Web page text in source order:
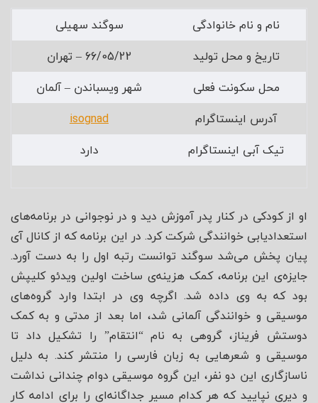
نام و نام خانوادگی
سوگند سهیلی
تاریخ و محل تولید
66/05/22 – تهران
محل سکونت فعلی
شهر ویسباندن – آلمان
آدرس اینستاگرام
isognad
تیک آبی اینستاگرام
دارد
او از کودکی در کنار پدر آموزش دید و در نوجوانی در برنامه‌های
استعدادیابی خوانندگی شرکت کرد. در این برنامه که از کانال آی
پیان پخش می‌شد سوگند توانست رتبه اول را به دست آورد.
جایزه‌ی این برنامه، کمک هزینه‌ی ساخت اولین ویدئو کلیپش
بود که به وی داده شد. اگرچه وی در ابتدا وارد گروه‌های
موسیقی و خوانندگی آلمانی شد، اما بعد از مدتی و به کمک
دوستش فریناز، گروهی به نام “انتقام” را تشکیل داد تا
موسیقی و شعرهایی به زبان فارسی را منتشر کند. به دلیل
ناسازگاری این دو نفر، این گروه موسیقی دوام چندانی نداشت
و دیری نپایید که هر کدام مسیر جداگانه‌ای را برای ادامه کار